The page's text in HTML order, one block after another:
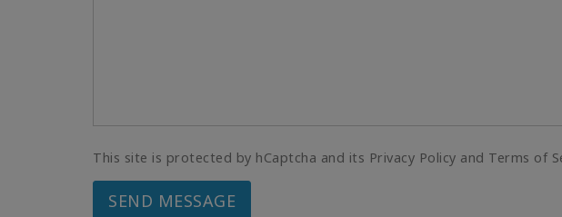
This site is protected by hCaptcha and its Privacy Policy and Terms of
SEND MESSAGE